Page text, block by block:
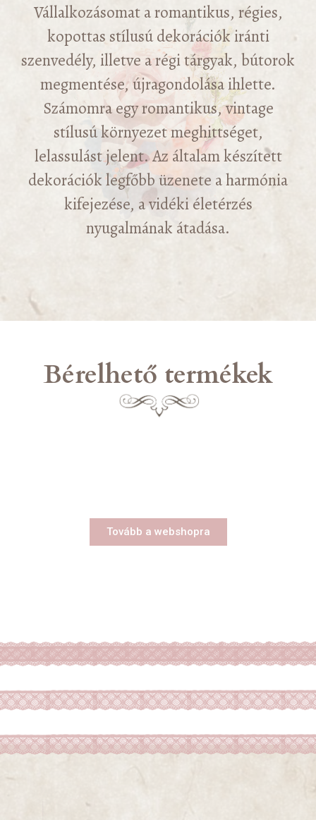
Vállalkozásomat a romantikus, régies,
kopottas stílusú dekorációk iránti
szenvedély, illetve a régi tárgyak, bútorok
megmentése, újragondolása ihlette.
Számomra egy romantikus, vintage
stílusú környezet meghittséget,
lelassulást jelent. Az általam készített
dekorációk legfőbb üzenete a harmónia
kifejezése, a vidéki életérzés
nyugalmának átadása.
Bérelhető termékek
Tovább a webshopra